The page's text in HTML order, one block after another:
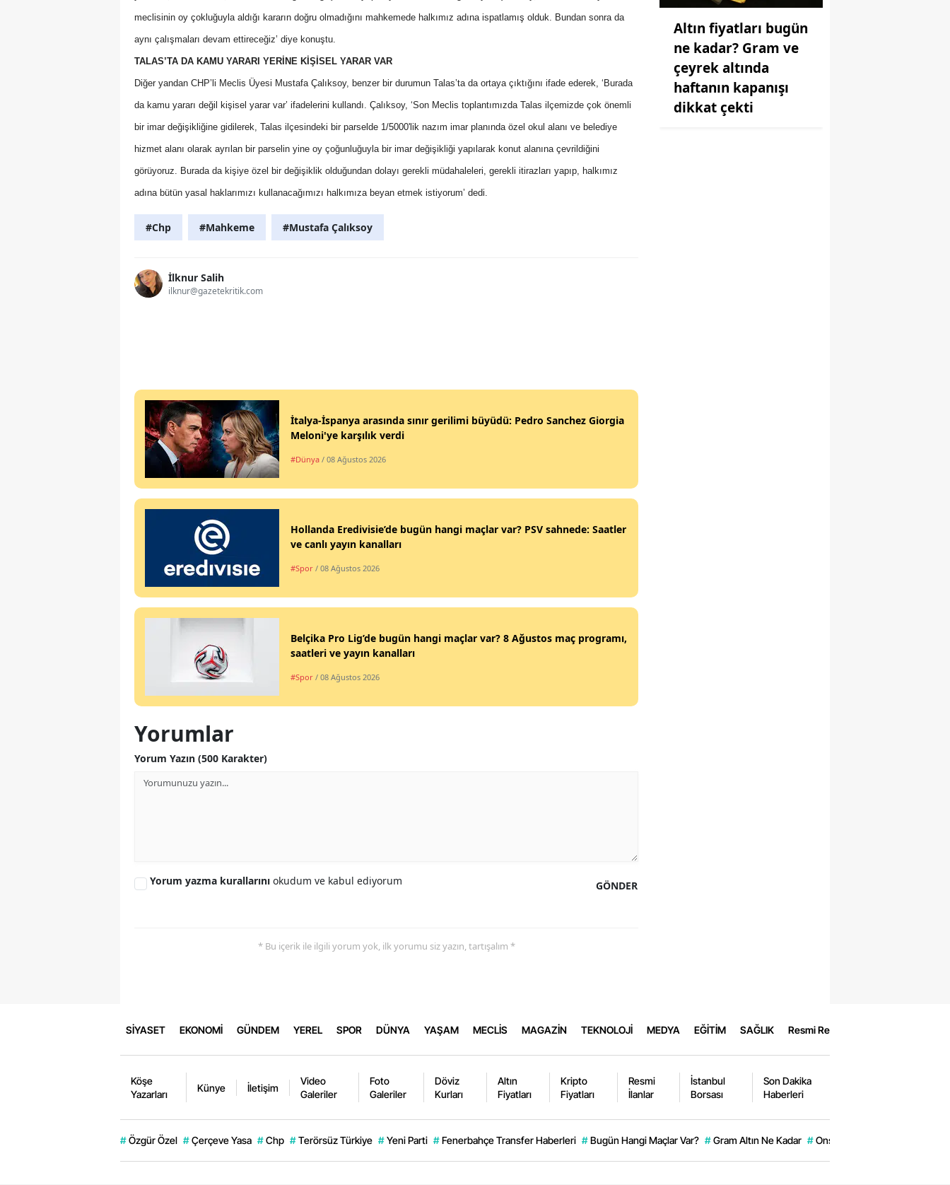
meclisinin oy çokluğuyla aldığı kararın doğru olmadığını mahkemede halkımız adına ispatlamış olduk. Bundan sonra da
aynı çalışmaları devam ettireceğiz’ diye konuştu.
TALAS’TA DA KAMU YARARI YERİNE KİŞİSEL YARAR VAR
Diğer yandan CHP’li Meclis Üyesi Mustafa Çalıksoy, benzer bir durumun Talas’ta da ortaya çıktığını ifade ederek, ‘Burada
da kamu yararı değil kişisel yarar var’ ifadelerini kullandı. Çalıksoy, ‘Son Meclis toplantımızda Talas ilçemizde çok önemli
bir imar değişikliğine gidilerek, Talas ilçesindeki bir parselde 1/5000'lik nazım imar planında özel okul alanı ve belediye
hizmet alanı olarak ayrılan bir parselin yine oy çoğunluğuyla bir imar değişikliği yapılarak konut alanına çevrildiğini
görüyoruz. Burada da kişiye özel bir değişiklik olduğundan dolayı gerekli müdahaleleri, gerekli itirazları yapıp, halkımız
adına bütün yasal haklarımızı kullanacağımızı halkımıza beyan etmek istiyorum’ dedi.
#Chp #Mahkeme #Mustafa Çalıksoy
İlknur Salih
ilknur@gazetekritik.com
İtalya-İspanya arasında sınır gerilimi büyüdü: Pedro Sanchez Giorgia
Meloni'ye karşılık verdi
#Dünya / 08 Ağustos 2026
Hollanda Eredivisie’de bugün hangi maçlar var? PSV sahnede: Saatler
ve canlı yayın kanalları
#Spor / 08 Ağustos 2026
Belçika Pro Lig’de bugün hangi maçlar var? 8 Ağustos maç programı,
saatleri ve yayın kanalları
#Spor / 08 Ağustos 2026
Yorumlar
Yorum Yazın (500 Karakter)
GÖNDER
Yorum yazma kurallarını okudum ve kabul ediyorum
* Bu içerik ile ilgili yorum yok, ilk yorumu siz yazın, tartışalım *
Altın fiyatları bugün
ne kadar? Gram ve
çeyrek altında
haftanın kapanışı
dikkat çekti
SİYASET EKONOMİ GÜNDEM YEREL SPOR DÜNYA YAŞAM MECLİS MAGAZİN TEKNOLOJİ MEDYA EĞİTİM SAĞLIK Resmi Reklamlar
Köşe
Yazarları
Künye İletişim
Video
Galeriler
Foto
Galeriler
Döviz
Kurları
Altın
Fiyatları
Kripto
Fiyatları
Resmi
İlanlar
İstanbul
Borsası
Son Dakika
Haberleri
# Özgür Özel # Çerçeve Yasa # Chp # Terörsüz Türkiye # Yeni Parti # Fenerbahçe Transfer Haberleri # Bugün Hangi Maçlar Var? # Gram Altın Ne Kadar # Ons Altın